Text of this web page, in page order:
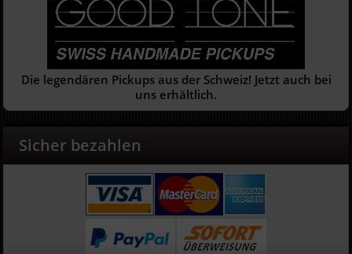
Die legendären Pickups aus der Schweiz! Jetzt auch bei
uns erhältlich.
Sicher bezahlen